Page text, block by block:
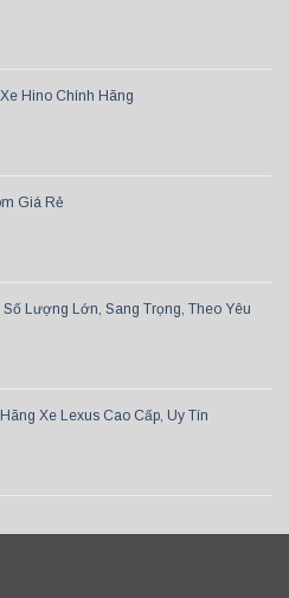
Hino Chính Hãng
Giá Rẻ
Lượng Lớn, Sang Trọng, Theo Yêu
Xe Lexus Cao Cấp, Uy Tín